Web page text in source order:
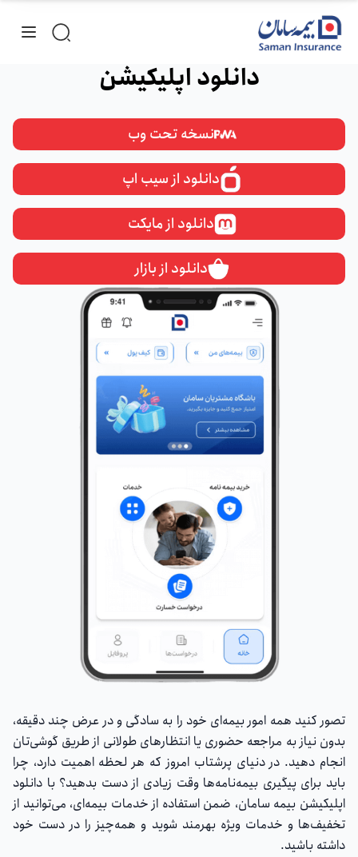
دانلود اپلیکیشن
نسخه تحت وب
دانلود از سیب اپ
دانلود از مایکت
دانلود از بازار
تصور کنید همه امور بیمه‌ای خود را به سادگی و در عرض چند دقیقه،
بدون نیاز به مراجعه حضوری یا انتظارهای طولانی از طریق گوشی‌تان
انجام دهید. در دنیای پرشتاب امروز که هر لحظه اهمیت دارد، چرا
باید برای پیگیری بیمه‌نامه‌ها وقت زیادی از دست بدهید؟ با دانلود
اپلیکیشن بیمه سامان، ضمن استفاده از خدمات بیمه‌ای، می‌توانید از
تخفیف‌ها و خدمات ویژه بهرمند شوید و همه‌چیز را در دست خود
داشته باشید.